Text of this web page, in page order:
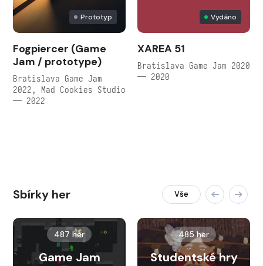
Prototyp
Fogpiercer (Game
Jam / prototype)
Bratislava Game Jam
2022, Mad Cookies Studio
— 2022
Vydáno
XAREA 51
Bratislava Game Jam 2020
— 2020
Sbírky her Vše
487 her
Game Jam
485 her
Studentské hry